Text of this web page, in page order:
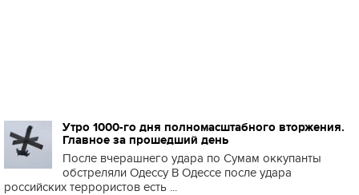
Утро 1000-го дня полномасштабного вторжения.
Главное за прошедший день
После вчерашнего удара по Сумам оккупанты
обстреляли Одессу В Одессе после удара
российских террористов есть ...